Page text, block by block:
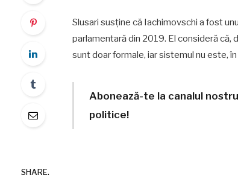
Slusari susține că Iachimovschi a fost
parlamentară din 2019. El consideră
sunt doar formale, iar sistemul nu este,
Abonează-te la canalul
politice!
SHARE.